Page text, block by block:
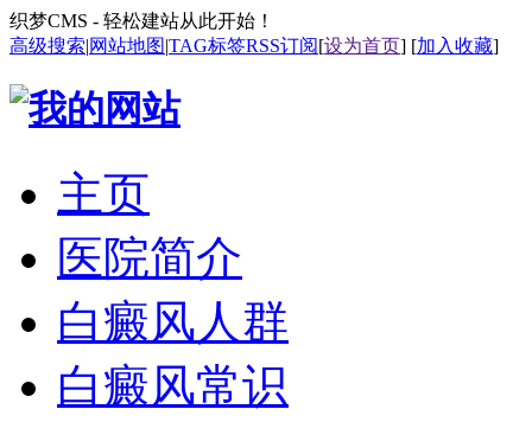
织梦CMS - 轻松建站从此开始！
高级搜索|网站地图|TAG标签RSS订阅[设为首页] [加入收藏]
主页
医院简介
白癜风人群
白癜风常识